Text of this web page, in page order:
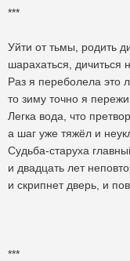
***
Уйти от тьмы, родить
шарахаться, дичиться
Раз я переболела это
то зиму точно я
Легка вода, что
а шаг уже тяжёл и
Судьба-старуха
и двадцать лет
и скрипнет дверь, и
***